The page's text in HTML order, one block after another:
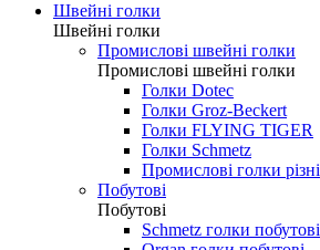
Швейні голки
Швейні голки
Промислові швейні голки
Промислові швейні голки
Голки Dotec
Голки Groz-Beckert
Голки FLYING TIGER
Голки Schmetz
Промислові голки різні
Побутові
Побутові
Schmetz голки побутові